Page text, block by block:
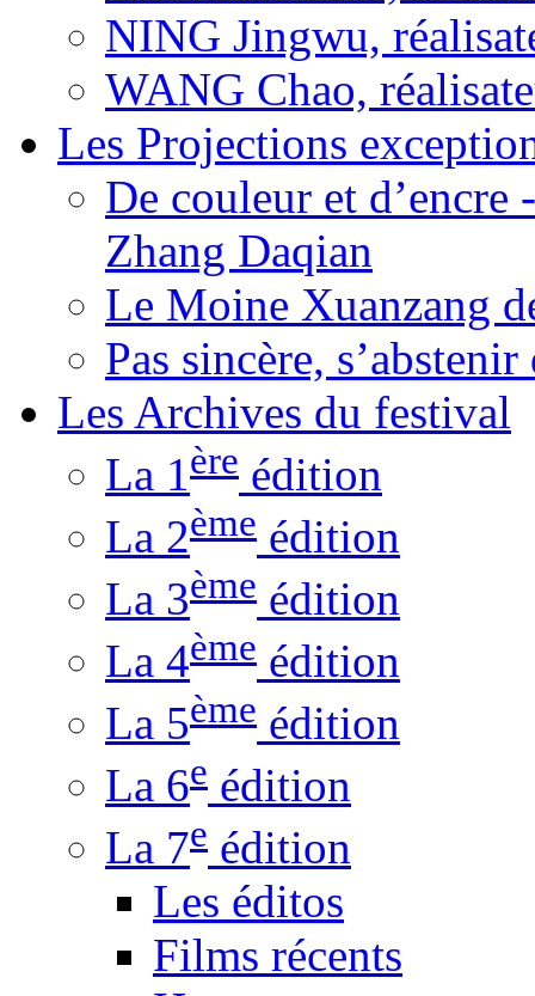
NING Jingwu,
WANG Chao,
Les Projections
De couleur et
Zhang Daqian
Le Moine Xuanzang
Pas sincère,
Les Archives du festival
La 1ère édition
La 2ème édition
La 3ème édition
La 4ème édition
La 5ème édition
La 6e édition
La 7e édition
Les éditos
Films récents